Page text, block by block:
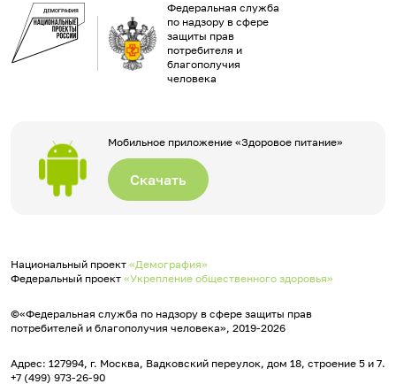
Федеральная служба
по надзору в сфере
защиты прав
потребителя и
благополучия
человека
Мобильное приложение «Здоровое питание»
Скачать
Национальный проект «Демография»
Федеральный проект «Укрепление общественного здоровья»
©«Федеральная служба по надзору в сфере защиты прав
потребителей и благополучия человека», 2019-2026
Адрес: 127994, г. Москва, Вадковский переулок, дом 18, строение 5 и 7.
+7 (499) 973-26-90